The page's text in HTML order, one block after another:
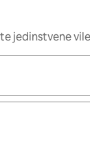
jedinstvene
moći ćete